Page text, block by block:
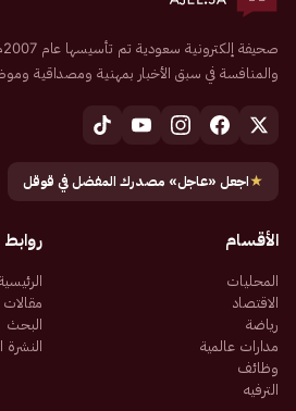
والمنافسة في سبق الأخبار بمهنية ومصداقية
★اجعل «عاجل» مصدرك المفضل في قوقل
الأقسام
المحليات
الاقتصاد
رياضة
مدارات عالمية
وظائف
الترفيه
مقالات
البحث
النشرة